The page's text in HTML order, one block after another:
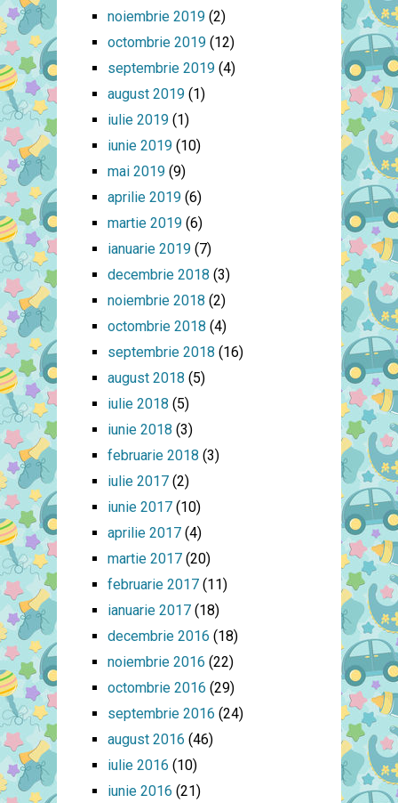
noiembrie 2019(2)
octombrie 2019(12)
septembrie 2019(4)
august 2019(1)
iulie 2019(1)
iunie 2019(10)
mai 2019(9)
aprilie 2019(6)
martie 2019(6)
ianuarie 2019(7)
decembrie 2018 (3)
noiembrie 2018 (2)
octombrie 2018 (4)
septembrie 2018 (16)
august 2018 (5)
iulie 2018 (5)
iunie 2018 (3)
februarie 2018 (3)
iulie 2017(2)
iunie 2017(10)
aprilie 2017(4)
martie 2017(20)
februarie 2017(11)
ianuarie 2017(18)
decembrie 2016 (18)
noiembrie 2016 (22)
octombrie 2016 (29)
septembrie 2016 (24)
august 2016 (46)
iulie 2016 (10)
iunie 2016 (21)